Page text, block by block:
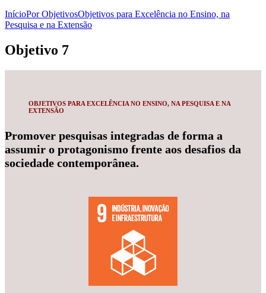
InícioPor ObjetivosObjetivos para Excelência no Ensino, na
Pesquisa e na Extensão
Objetivo 7
OBJETIVOS PARA EXCELÊNCIA NO ENSINO, NA PESQUISA E NA
EXTENSÃO
Promover pesquisas integradas de forma a
assumir o protagonismo frente aos desafios da
sociedade contemporânea.